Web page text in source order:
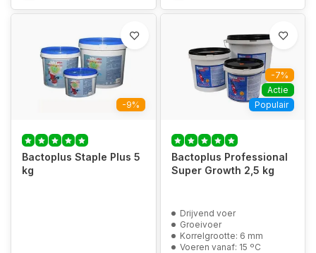
-9%
Bactoplus Staple Plus 5
kg
-7%
Actie
Populair
Bactoplus Professional
Super Growth 2,5 kg
Drijvend voer
Groeivoer
Korrelgrootte: 6 mm
Voeren vanaf: 15 ºC